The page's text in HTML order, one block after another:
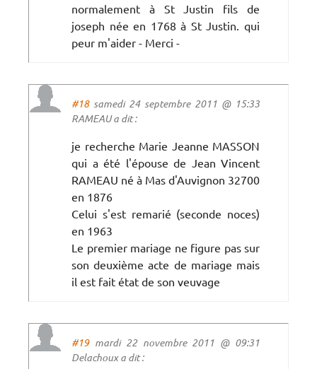
normalement à St Justin fils de
joseph née en 1768 à St Justin. qui
peur m'aider - Merci -
#18samedi 24 septembre 2011 @ 15:33
RAMEAU a dit :
je recherche Marie Jeanne MASSON
qui a été l'épouse de Jean Vincent
RAMEAU né à Mas d'Auvignon 32700
en 1876
Celui s'est remarié (seconde noces)
en 1963
Le premier mariage ne figure pas sur
son deuxième acte de mariage mais
il est fait état de son veuvage
#19mardi 22 novembre 2011 @ 09:31
Delachoux a dit :